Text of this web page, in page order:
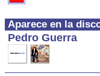
Aparece en la
Pedro Guerra